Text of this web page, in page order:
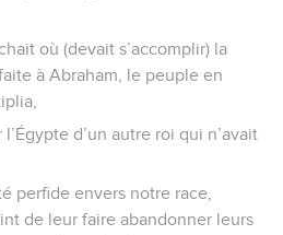
où (devait s’accomplir) la
à Abraham, le peuple en
l’Égypte d’un autre roi qui n’avait
perfide envers notre race,
de leur faire abandonner leurs